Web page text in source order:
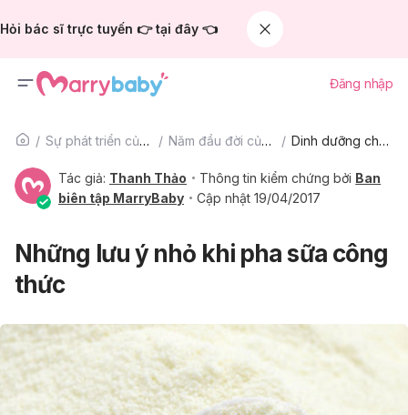
Hỏi bác sĩ trực tuyến 👉 tại đây 👈
Đăng nhập
Sự phát triển của trẻ Năm đầu đời của bé Dinh dưỡng cho bé
Tác giả: Thanh Thảo Thông tin kiểm chứng bởi Ban
biên tập MarryBaby
Cập nhật 19/04/2017
Những lưu ý nhỏ khi pha sữa công
thức